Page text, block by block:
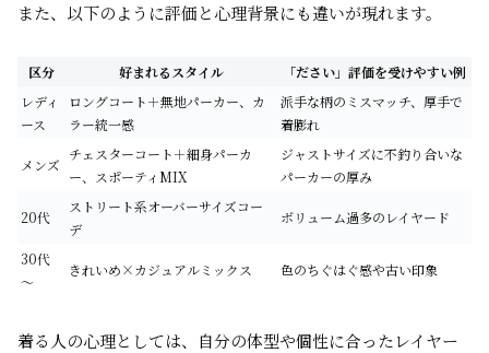
また、以下のように評価と心理背景にも違いが現れます。
区分 好まれるスタイル
「ださい」評価を受けやすい例
レディ
ース
ロングコート＋無地パーカー、カ
ラー統一感
派手な柄のミスマッチ、厚手で
着膨れ
メンズ
チェスターコート＋細身パーカ
ー、スポーティMIX
ジャストサイズに不釣り合いな
パーカーの厚み
20代
ストリート系オーバーサイズコー
デ
ボリューム過多のレイヤード
30代
～
きれいめ×カジュアルミックス 色のちぐはぐ感や古い印象
着る人の心理としては、自分の体型や個性に合ったレイヤー